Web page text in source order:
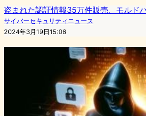
盗まれた認証情報35万件販売、モルド
サイバーセキュリティニュース
2024年3月19日15:06